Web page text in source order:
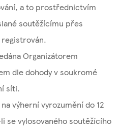
a to prostřednictvím
soutěžícímu přes
Organizátorem
dle dohody v soukromé
síti.
výherní vyrozumění do 12
se vylosovaného soutěžícího